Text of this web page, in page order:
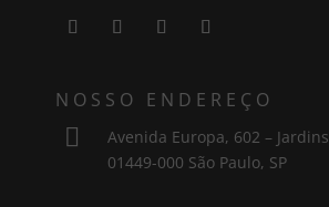
NOSSO ENDEREÇO

Avenida Europa, 602 – Jardins
01449-000 São Paulo, SP